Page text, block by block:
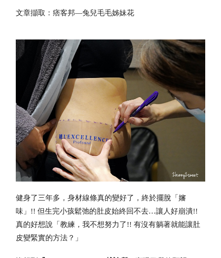
文章擷取：痞客邦—兔兒毛毛姊妹花
健身了三年多，身材線條真的變好了，終於擺脫「嬸
味」!! 但生完小孩鬆弛的肚皮始終回不去…讓人好崩潰!!
真的好想說「教練，我不想努力了!! 有沒有躺著就能讓肚
皮變緊實的方法？」